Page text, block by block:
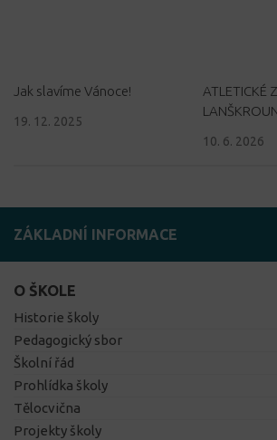
Jak slavíme Vánoce!
19. 12. 2025
ATLETICKÉ
10. 6. 2026
ZÁKLADNÍ INFORMACE
O ŠKOLE
Historie školy
Pedagogický sbor
Školní řád
Prohlídka školy
Tělocvična
Projekty školy